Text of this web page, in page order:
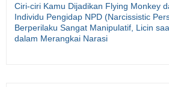
Ciri-ciri Kamu Dijadikan Flying Monkey
Individu Pengidap NPD (Narcissistic
Berperilaku Sangat Manipulatif, Licin
dalam Merangkai Narasi